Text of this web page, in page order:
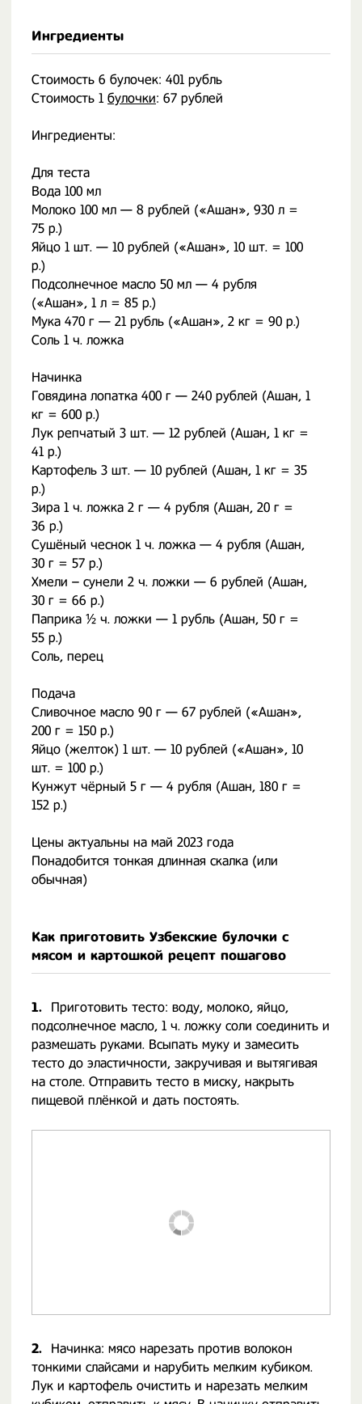
Ингредиенты
Стоимость 6 булочек: 401 рубль
Стоимость 1 булочки: 67 рублей
Ингредиенты:
Для теста
Вода 100 мл
Молоко 100 мл — 8 рублей («Ашан», 930 л =
75 р.)
Яйцо 1 шт. — 10 рублей («Ашан», 10 шт. = 100
р.)
Подсолнечное масло 50 мл — 4 рубля
(«Ашан», 1 л = 85 р.)
Мука 470 г — 21 рубль («Ашан», 2 кг = 90 р.)
Соль 1 ч. ложка
Начинка
Говядина лопатка 400 г — 240 рублей (Ашан, 1
кг = 600 р.)
Лук репчатый 3 шт. — 12 рублей (Ашан, 1 кг =
41 р.)
Картофель 3 шт. — 10 рублей (Ашан, 1 кг = 35
р.)
Зира 1 ч. ложка 2 г — 4 рубля (Ашан, 20 г =
36 р.)
Сушёный чеснок 1 ч. ложка — 4 рубля (Ашан,
30 г = 57 р.)
Хмели – сунели 2 ч. ложки — 6 рублей (Ашан,
30 г = 66 р.)
Паприка ½ ч. ложки — 1 рубль (Ашан, 50 г =
55 р.)
Соль, перец
Подача
Сливочное масло 90 г — 67 рублей («Ашан»,
200 г = 150 р.)
Яйцо (желток) 1 шт. — 10 рублей («Ашан», 10
шт. = 100 р.)
Кунжут чёрный 5 г — 4 рубля (Ашан, 180 г =
152 р.)
Цены актуальны на май 2023 года
Понадобится тонкая длинная скалка (или
обычная)
Как приготовить Узбекские булочки с
мясом и картошкой рецепт пошагово
1.
Приготовить тесто: воду, молоко, яйцо,
подсолнечное масло, 1 ч. ложку соли соединить и
размешать руками. Всыпать муку и замесить
тесто до эластичности, закручивая и вытягивая
на столе. Отправить тесто в миску, накрыть
пищевой плёнкой и дать постоять.
2.
Начинка: мясо нарезать против волокон
тонкими слайсами и нарубить мелким кубиком.
Лук и картофель очистить и нарезать мелким